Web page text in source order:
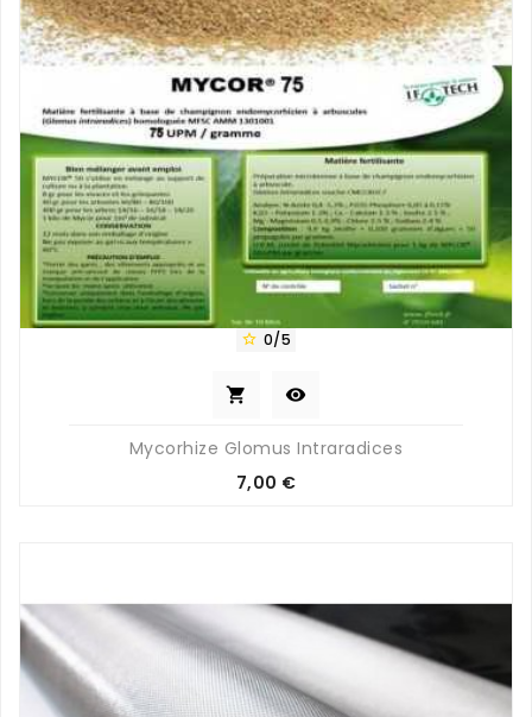
 0/5
 
Mycorhize Glomus Intraradices
Prix
7,00 €